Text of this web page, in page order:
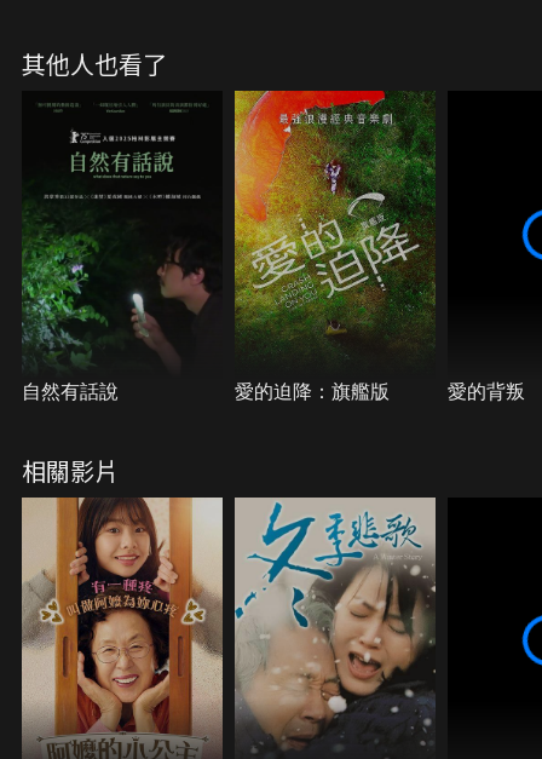
禍，原以為只是閃神，去看醫生後才得知出車禍的原
因。秀真的世界開始崩裂，唯有她爸爸在身旁陪她面
其他人也看了
自然有話說 愛的迫降：旗艦版 愛的背叛
相關影片